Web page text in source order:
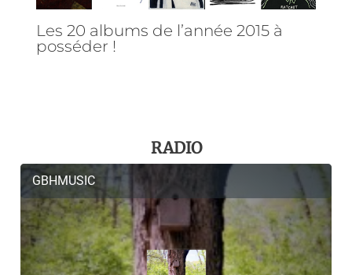
Les 20 albums de l’année 2015 à
posséder !
RADIO